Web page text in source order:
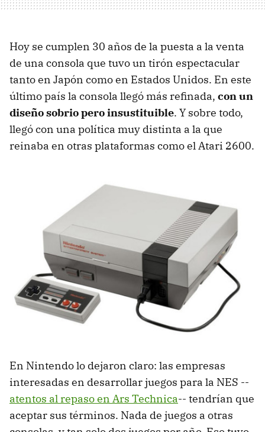
Hoy se cumplen 30 años de la puesta a la venta
de una consola que tuvo un tirón espectacular
tanto en Japón como en Estados Unidos. En este
último país la consola llegó más refinada, con un
diseño sobrio pero insustituible. Y sobre todo,
llegó con una política muy distinta a la que
reinaba en otras plataformas como el Atari 2600.
En Nintendo lo dejaron claro: las empresas
interesadas en desarrollar juegos para la NES --
atentos al repaso en Ars Technica-- tendrían que
aceptar sus términos. Nada de juegos a otras